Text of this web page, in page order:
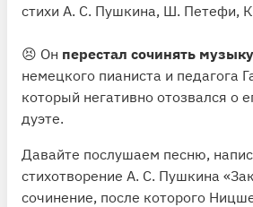
стихи А. С. Пушкина, Ш. Петефи,
😣 Он перестал сочинять
немецкого пианиста и педагога
который негативно отозвался о
дуэте.
Давайте послушаем песню,
стихотворение А. С. Пушкина
сочинение, после которого